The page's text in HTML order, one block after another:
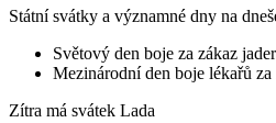
Státní svátky a významné dny na
Světový den boje za zákaz
Mezinárodní den boje lékařů
Zítra má svátek Lada